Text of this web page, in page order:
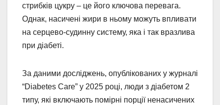
стрибків цукру – це його ключова перевага.
Однак, насичені жири в ньому можуть впливати
на серцево-судинну систему, яка і так вразлива
при діабеті.
За даними досліджень, опублікованих у журналі
“Diabetes Care” у 2025 році, люди з діабетом 2
типу, які включають помірні порції ненасичених